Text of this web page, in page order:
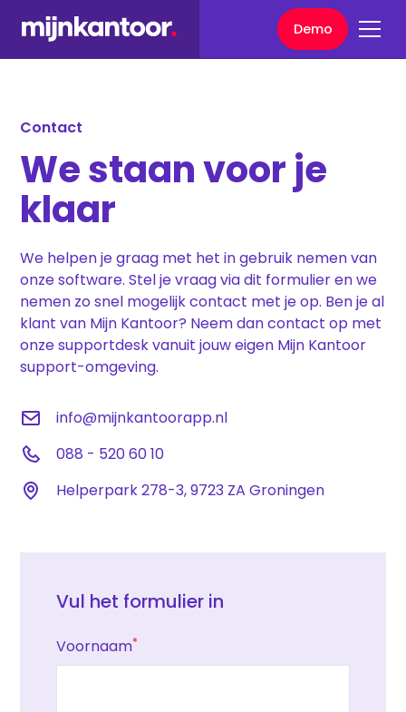
Demo
Contact
We staan voor je
klaar
We helpen je graag met het in gebruik nemen van
onze software. Stel je vraag via dit formulier en we
nemen zo snel mogelijk contact met je op. Ben je al
klant van Mijn Kantoor? Neem dan contact op met
onze supportdesk vanuit jouw eigen Mijn Kantoor
support-omgeving.
info@mijnkantoorapp.nl
088 - 520 60 10
Helperpark 278-3, 9723 ZA Groningen
Vul het formulier in
Voornaam*